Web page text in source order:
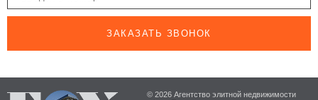
ЗАКАЗАТЬ ЗВОНОК
© 2026 Агентство элитной недвижимости